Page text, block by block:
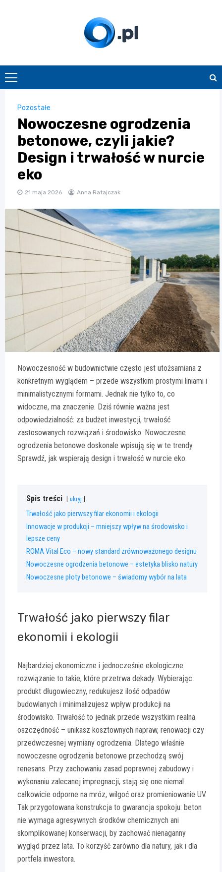
O.pl
Pozostałe
Nowoczesne ogrodzenia
betonowe, czyli jakie?
Design i trwałość w nurcie
eko
21 maja 2026 Anna Ratajczak
Nowoczesność w budownictwie często jest utożsamiana z
konkretnym wyglądem – przede wszystkim prostymi liniami i
minimalistycznymi formami. Jednak nie tylko to, co
widoczne, ma znaczenie. Dziś równie ważna jest
odpowiedzialność: za budżet inwestycji, trwałość
zastosowanych rozwiązań i środowisko. Nowoczesne
ogrodzenia betonowe doskonale wpisują się w te trendy.
Sprawdź, jak wspierają design i trwałość w nurcie eko.
Spis treści ukryj
Trwałość jako pierwszy filar ekonomii i ekologii
Innowacje w produkcji – mniejszy wpływ na środowisko i
lepsze ceny
ROMA Vital Eco – nowy standard zrównoważonego designu
Nowoczesne ogrodzenia betonowe – estetyka blisko natury
Nowoczesne płoty betonowe – świadomy wybór na lata
Trwałość jako pierwszy filar
ekonomii i ekologii
Najbardziej ekonomiczne i jednocześnie ekologiczne
rozwiązanie to takie, które przetrwa dekady. Wybierając
produkt długowieczny, redukujesz ilość odpadów
budowlanych i minimalizujesz wpływ produkcji na
środowisko. Trwałość to jednak przede wszystkim realna
oszczędność – unikasz kosztownych napraw, renowacji czy
przedwczesnej wymiany ogrodzenia. Dlatego właśnie
nowoczesne ogrodzenia betonowe przechodzą swój
renesans. Przy zachowaniu zasad poprawnej zabudowy i
wykonaniu zalecanej impregnacji, stają się one niemal
całkowicie odporne na mróz, wilgoć oraz promieniowanie UV.
Tak przygotowana konstrukcja to gwarancja spokoju: beton
nie wymaga agresywnych środków chemicznych ani
skomplikowanej konserwacji, by zachować nienaganny
wygląd przez lata. To korzyść zarówno dla natury, jak i dla
portfela inwestora.